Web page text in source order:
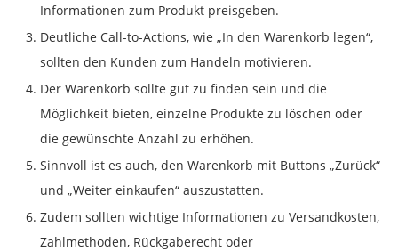
Informationen zum Produkt preisgeben.
Deutliche Call-to-Actions, wie „In den Warenkorb legen“,
sollten den Kunden zum Handeln motivieren.
Der Warenkorb sollte gut zu finden sein und die
Möglichkeit bieten, einzelne Produkte zu löschen oder
die gewünschte Anzahl zu erhöhen.
Sinnvoll ist es auch, den Warenkorb mit Buttons „Zurück“
und „Weiter einkaufen“ auszustatten.
Zudem sollten wichtige Informationen zu Versandkosten,
Zahlmethoden, Rückgaberecht oder